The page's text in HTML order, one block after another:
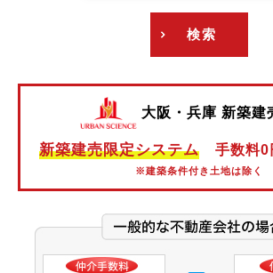
阪急千里線
阪神本線
阪神なんば線
北大阪急行電鉄
検索
大阪・兵庫 新築建
新築建売限定システム 手数料0
※建築条件付き土地は除く